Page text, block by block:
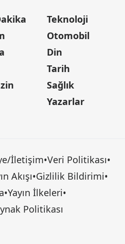
Teknoloji
Otomobil
Din
Tarih
Sağlık
Yazarlar
İletişim•Veri Politikası•
Akışı•Gizlilik Bildirimi•
•Yayın İlkeleri•
Politikası